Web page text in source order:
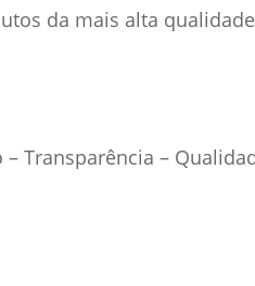
da mais alta
Transparência –